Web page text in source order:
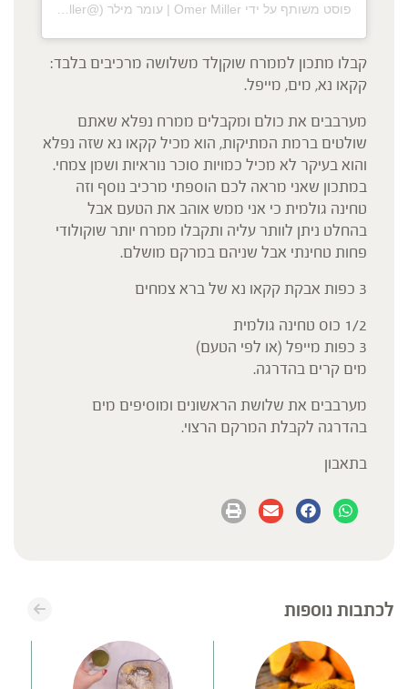
פוסט משותף על ידי ‏‎Omer Miller | עומר מילר‎‏ (@‏‎omermiller‎‏)
קבלו מתכון לממרח שוקןלד משלושה מרכיבים בלבד:
קקאו נא, מים, מייפל.
מערבבים את כולם ומקבלים ממרח נפלא שאתם
שולטים ברמת המתיקות, הוא מכיל קקאו נא שזה נפלא
והוא בעיקר לא מכיל כמויות סוכר נוראיות ושמן צמחי.
במתכון שאני מראה לכם הוספתי מרכיב נוסף וזה
טחינה גולמית כי אני ממש אוהב את הטעם אבל
בהחלט ניתן לוותר עליה ותקבלו ממרח יותר שוקולודי
פחות טחינתי אבל שניהם במרקם מושלם.
3 כפות אבקת קקאו נא של ברא צמחים
1/2 כוס טחינה גולמית
3 כפות מייפל (או לפי הטעם)
מים קרים בהדרגה.
מערבבים את שלושת הראשונים ומוסיפים מים
בהדרגה לקבלת המרקם הרצוי.
בתאבון⁩
לכתבות נוספות